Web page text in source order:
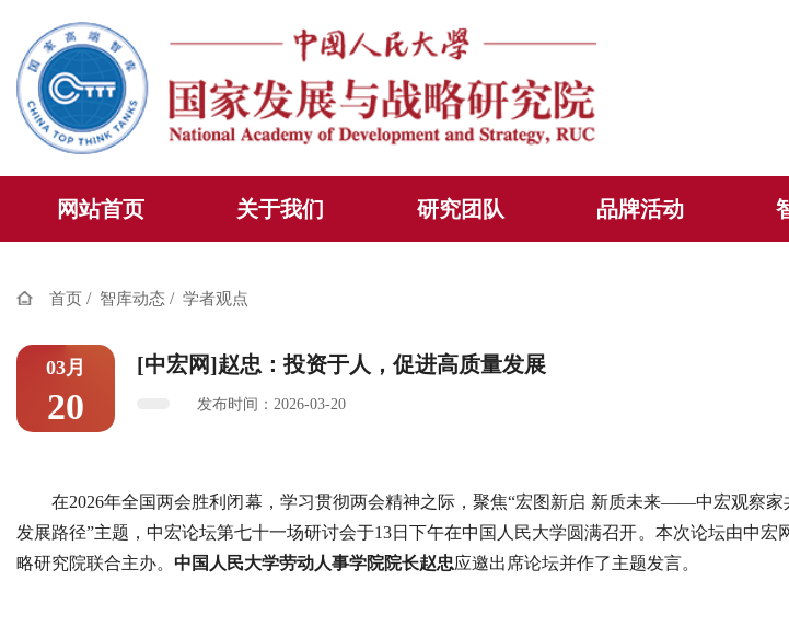
网站首页 关于我们 研究团队 品牌活动
首页 / 智库动态 / 学者观点
03月
20
[中宏网]赵忠：投资于人，促进高质量发展
发布时间：2026-03-20
在2026年全国两会胜利闭幕，学习贯彻两会精神之际，聚焦“宏图新启 新质未来——中宏观察家
发展路径”主题，中宏论坛第七十一场研讨会于13日下午在中国人民大学圆满召开。本次论坛由中宏
略研究院联合主办。 中国人民大学劳动人事学院院长赵忠应邀出席论坛并作了主题发言。